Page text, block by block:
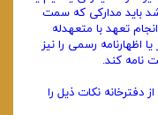
باید مدارکی که سمت
تعهد با متعهدله
باید اخطار یا اظهارنامه رسمی را نیز
نامه کند.
دفترخانه نکات ذیل را